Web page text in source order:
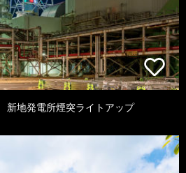
地発電所煙突ライトアップ